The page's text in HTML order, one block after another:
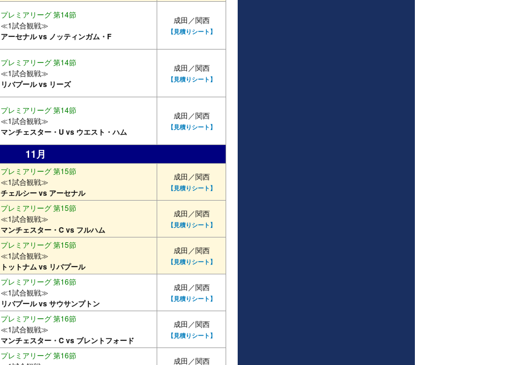
プレミアリーグ 第14節
≪1試合観戦≫
アーセナル vs ノッティンガム・F
成田／関西
【見積りシート】
プレミアリーグ 第14節
≪1試合観戦≫
リバプール vs リーズ
成田／関西
【見積りシート】
プレミアリーグ 第14節
≪1試合観戦≫
マンチェスター・U vs ウエスト・ハム
成田／関西
【見積りシート】
11月
プレミアリーグ 第15節
≪1試合観戦≫
チェルシー vs アーセナル
成田／関西
【見積りシート】
プレミアリーグ 第15節
≪1試合観戦≫
マンチェスター・C vs フルハム
成田／関西
【見積りシート】
プレミアリーグ 第15節
≪1試合観戦≫
トットナム vs リバプール
成田／関西
【見積りシート】
プレミアリーグ 第16節
≪1試合観戦≫
リバプール vs サウサンプトン
成田／関西
【見積りシート】
プレミアリーグ 第16節
≪1試合観戦≫
マンチェスター・C vs ブレントフォード
成田／関西
【見積りシート】
プレミアリーグ 第16節
成田／関西